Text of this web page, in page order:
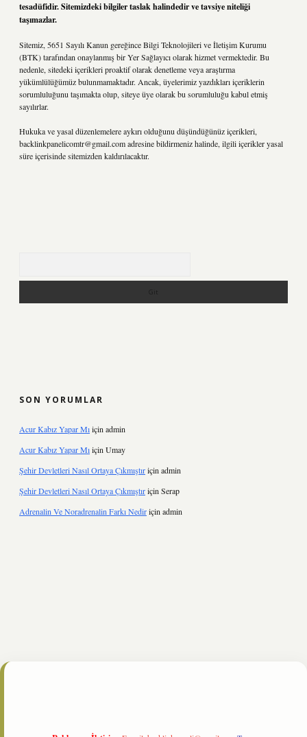
tesadüfidir. Sitemizdeki bilgiler taslak halindedir ve tavsiye niteliği
taşımazlar.
Sitemiz, 5651 Sayılı Kanun gereğince Bilgi Teknolojileri ve İletişim Kurumu
(BTK) tarafından onaylanmış bir Yer Sağlayıcı olarak hizmet vermektedir. Bu
nedenle, sitedeki içerikleri proaktif olarak denetleme veya araştırma
yükümlülüğümüz bulunmamaktadır. Ancak, üyelerimiz yazdıkları içeriklerin
sorumluluğunu taşımakta olup, siteye üye olarak bu sorumluluğu kabul etmiş
sayılırlar.
Hukuka ve yasal düzenlemelere aykırı olduğunu düşündüğünüz içerikleri,
backlinkpanelicomtr@gmail.comadresine bildirmeniz halinde, ilgili içerikler yasal
süre içerisinde sitemizden kaldırılacaktır.
SON YORUMLAR
Acur Kabız Yapar Mıiçin admin
Acur Kabız Yapar Mıiçin Umay
Şehir Devletleri Nasıl Ortaya Çıkmıştıriçin admin
Şehir Devletleri Nasıl Ortaya Çıkmıştıriçin Serap
Adrenalin Ve Noradrenalin Farkı Nediriçin admin